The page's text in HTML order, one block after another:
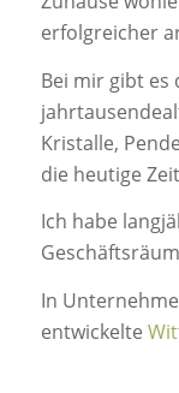
erfolgreicher
Bei mir gibt es
Kristalle,
die heutige
Ich habe
In
entwickelte